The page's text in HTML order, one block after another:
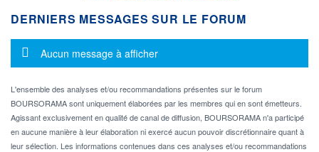
DERNIERS MESSAGES SUR LE FORUM
Message d'information
Aucun message à afficher
L'ensemble des analyses et/ou recommandations présentes sur le forum
BOURSORAMA sont uniquement élaborées par les membres qui en sont émetteurs.
Agissant exclusivement en qualité de canal de diffusion, BOURSORAMA n'a participé
en aucune manière à leur élaboration ni exercé aucun pouvoir discrétionnaire quant à
leur sélection. Les informations contenues dans ces analyses et/ou recommandations